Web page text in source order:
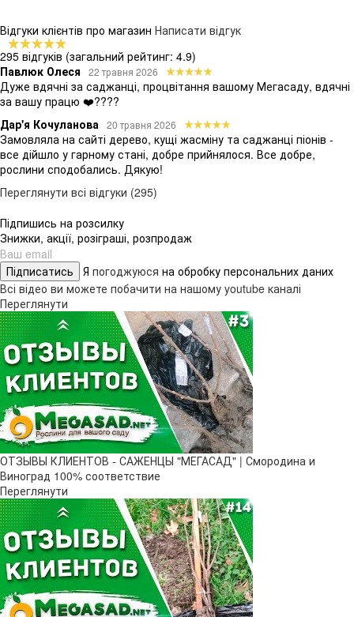
Відгуки клієнтів про магазин Написати відгук
295 відгуків (загальний рейтинг: 4.9)
Павлюк Олеся
22 травня 2026
Дуже вдячні за саджанці, процвітання вашому Мегасаду, вдячні
за вашу працю ❤️????
Дар'я Кочуланова 20 травня 2026
Замовляла на сайті дерево, кущі жасміну та саджанці піонів -
все дійшло у гарному стані, добре прийнялося. Все добре,
рослини сподобались. Дякую!
Переглянути всі відгуки (295)
Підпишись на розсилку
Знижки, акції, розіграші, розпродаж
Підписатись Я погоджуюся на обробку персональних даних
Всі відео ви можете побачити на нашому youtube каналі
Переглянути
ОТЗЫВЫ КЛИЕНТОВ - САЖЕНЦЫ "МЕГАСАД" | Смородина и
Виноград 100% соответствие
Переглянути